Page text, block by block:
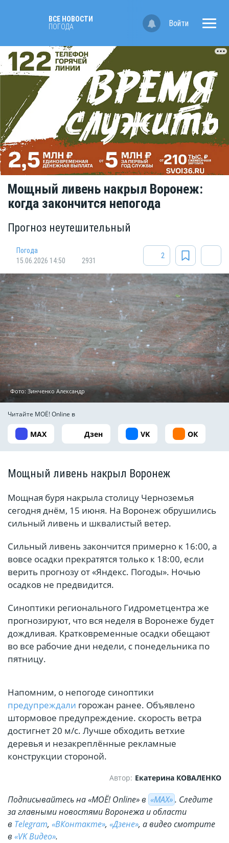
ВСЕ НОВОСТИ
ПОГОДА
Войти
Мощный ливень накрыл Воронеж:
когда закончится непогода
Прогноз неутешительный
Погода
15.06.2026 14:50
2931
2
Фото: Зинченко Александр
Читайте МОЁ! Online в
MAX Дзен VK ОК
Мощный ливень накрыл Воронеж
Мощная буря накрыла столицу Черноземья
сегодня днём, 15 июня. На Воронеж обрушились
сильный ливень и шквалистый ветер.
Сильный ливень закончится примерно к 16:00, а
вовсе осадки прекратятся только к 18:00, если
верить прогнозу от «Яндекс. Погоды». Ночью
осадков не предвидится.
Синоптики регионального Гидрометцентра же
прогнозируют, что вся неделя в Воронеже будет
дождливая. Кратковременные осадки обещают
во все рабочие дни недели, с понедельника по
пятницу.
Напомним, о непогоде синоптики
предупреждали горожан ранее. Объявлено
штормовое предупреждение. скорость ветра
достигнет 20 м/с. Лучше обходить ветхие
деревья и незакреплённые рекламные
конструкции стороной.
Автор: Екатерина КОВАЛЕНКО
Подписывайтесь на «МОЁ! Online» в «МАХ». Cледите
за главными новостями Воронежа и области
в Telegram, «ВКонтакте», «Дзене», а видео смотрите
в «VK Видео».